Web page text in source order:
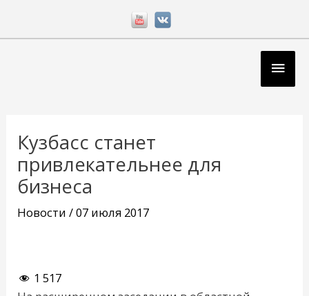
Кузбасс станет
привлекательнее для
бизнеса
Новости /07 июля 2017
1 517
записям